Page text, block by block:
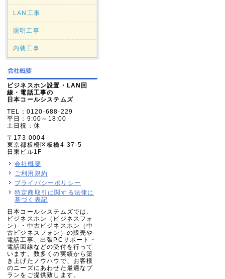
LAN工事
照明工事
内装工事
ビジネスホン設置・LAN回
線・電話工事の
日本コールシステムズ
TEL：0120-688-229
平日：9:00～18:00
土日祝：休
〒173-0004
東京都板橋区板橋4-37-5
日東ビル1F
会社概要
ご利用規約
プライバシーポリシー
特定商取引に関する法律に
基づく表記
日本コールシステムズでは、
ビジネスホン（ビジネスフォ
ン）・中古ビジネスホン（中
古ビジネスフォン）の販売や
電話工事、出張PCサポート・
電話回線などの受付を行って
います。数多くの実績から築
き上げたノウハウで、お客様
のニーズにあわせた最適なプ
ランをご提供致します。